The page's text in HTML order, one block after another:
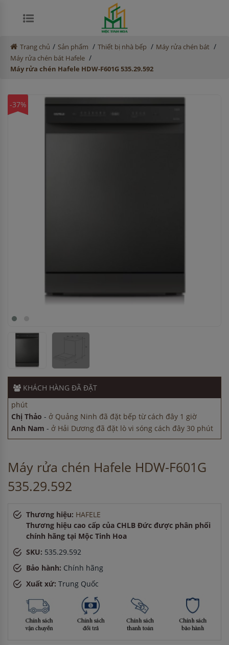
Trang chủ / Sản phẩm / Thiết bị nhà bếp / Máy rửa chén bát /
Máy rửa chén bát Hafele /
Máy rửa chén Hafele HDW-F601G 535.29.592
-37%
KHÁCH HÀNG ĐÃ ĐẶT
Anh Minh
Anh Hùng - ở Cần Thơ đã mua chậu vòi rửa bát cách đây 15
Chị Thảo
Anh Nam -ở Hải Dương đã đặt lò vi sóng cách đây 30 phút
Anh Nam - ở Bắc Ninh đã đặt bếp từ cách đây 2 giờ
Anh Hùng-ở Cần Thơ đã mua chậu vòi rửa bát cách đây 15
phút
Chị Thảo-ở Quảng Ninh đã đặt bếp từ cách đây 1 giờ
Anh Nam-ở Bắc Ninh đã đặt bếp từ cách đây 2 giờ
Anh Minh-ở Cần Thơ đã mua chậu vòi rửa bát cách đây 8
Anh Hùng
phút
Máy rửa chén Hafele HDW-F601G
535.29.592
Thương hiệu: HAFELE
Thương hiệu cao cấp của CHLB Đức được phân phối
chính hãng tại Mộc Tinh Hoa
SKU: 535.29.592
Bảo hành: Chính hãng
Xuất xứ: Trung Quốc